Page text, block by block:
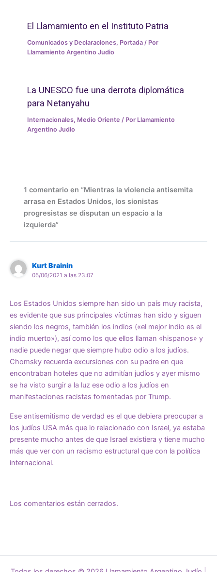
El Llamamiento en el Instituto Patria
Comunicados y Declaraciones, Portada / Por
Llamamiento Argentino Judio
La UNESCO fue una derrota diplomática
para Netanyahu
Internacionales, Medio Oriente / Por Llamamiento
Argentino Judio
1 comentario en “Mientras la violencia antisemita
arrasa en Estados Unidos, los sionistas
progresistas se disputan un espacio a la
izquierda”
Kurt Brainin
05/06/2021 a las 23:07
Los Estados Unidos siempre han sido un país muy racista,
es evidente que sus principales víctimas han sido y siguen
siendo los negros, también los indios («el mejor indio es el
indio muerto»), así como los que ellos llaman «hispanos» y
nadie puede negar que siempre hubo odio a los judíos.
Chomsky recuerda excursiones con su padre en que
encontraban hoteles que no admitían judíos y ayer mismo
se ha visto surgir a la luz ese odio a los judíos en
manifestaciones racistas fomentadas por Trump.
Ese antisemitismo de verdad es el que debiera preocupar a
los judíos USA más que lo relacionado con Israel, ya estaba
presente mucho antes de que Israel existiera y tiene mucho
más que ver con un racismo estructural que con la política
internacional.
Los comentarios están cerrados.